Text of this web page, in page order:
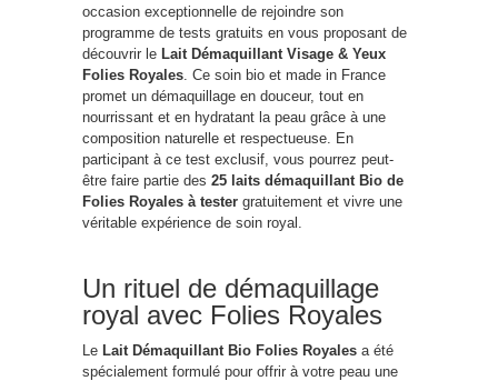
occasion exceptionnelle de rejoindre son
programme de tests gratuits en vous proposant de
découvrir le Lait Démaquillant Visage & Yeux
Folies Royales . Ce soin bio et made in France
promet un démaquillage en douceur, tout en
nourrissant et en hydratant la peau grâce à une
composition naturelle et respectueuse. En
participant à ce test exclusif, vous pourrez peut-
être faire partie des 25 laits démaquillant Bio de
Folies Royales à tester gratuitement et vivre une
véritable expérience de soin royal.
Un rituel de démaquillage
royal avec Folies Royales
Le Lait Démaquillant Bio Folies Royales a été
spécialement formulé pour offrir à votre peau une